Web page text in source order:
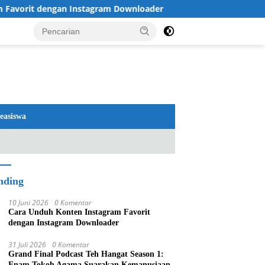
Instagram Downloader Review TV LG 2026:
10 Juni 2026 0 Komentar
Cara Unduh Konten Instagram Favorit
dengan Instagram Downloader
31 Juli 2026 0 Komentar
Grand Final Podcast Teh Hangat Season 1: